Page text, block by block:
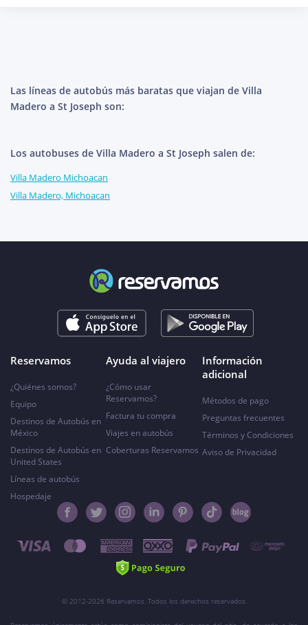
Las líneas de autobús más baratas que viajan de Villa
Madero a St Joseph son:
Los autobuses de Villa Madero a St Joseph salen de:
Villa Madero Michoacan
Villa Madero, Michoacan
Reservamos
¿Quiénes somos?
Equipo
Destinos de Autobús en
México
Destinos de Autobús en
United States
Líneas de autobús
Hospedaje
Ayuda al viajero
¿Cómo usar
Reservamos?
Factura tu compra
Viajes en autobús
Coberturas Reservamos
Información
adicional
Métodos de pago
Preguntas frecuentes
Términos y Condiciones
Aviso de Privacidad
© 2012-2026 Reservamos. Todos los derechos reservados.